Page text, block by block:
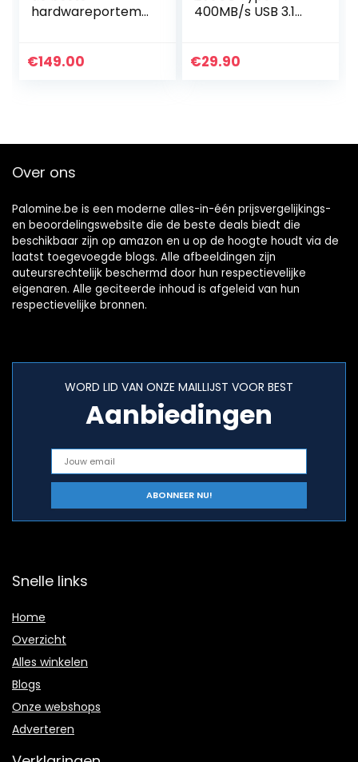
hardwareportemo
Bluetooth® –
€149.00
400MB/s USB 3.1
€29.90
Over ons
Palomine.be is een moderne alles-in-één prijsvergelijkings-
en beoordelingswebsite die de beste deals biedt die
beschikbaar zijn op amazon en u op de hoogte houdt via de
laatst toegevoegde blogs. Alle afbeeldingen zijn
auteursrechtelijk beschermd door hun respectievelijke
eigenaren. Alle geciteerde inhoud is afgeleid van hun
respectievelijke bronnen.
WORD LID VAN ONZE MAILLIJST VOOR BEST
Aanbiedingen
Snelle links
Home
Overzicht
Alles winkelen
Blogs
Onze webshops
Adverteren